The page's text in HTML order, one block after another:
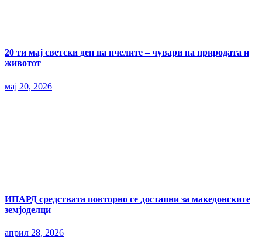
20 ти мај светски ден на пчелите – чувари на природата и
животот
мај 20, 2026
ИПАРД средствата повторно се достапни за македонските
земјоделци
април 28, 2026